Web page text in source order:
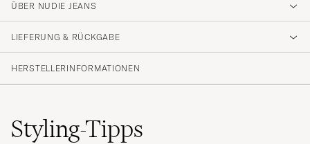
ÜBER NUDIE JEANS
LIEFERUNG & RÜCKGABE
HERSTELLERINFORMATIONEN
Styling-Tipps